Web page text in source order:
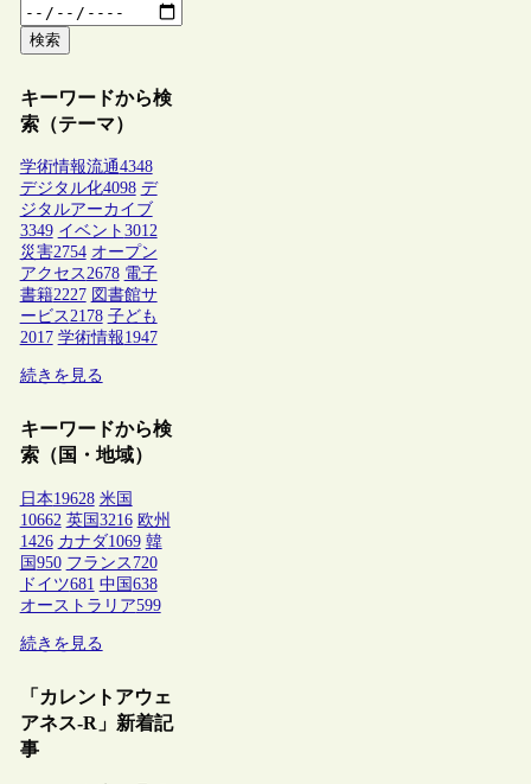
検索
キーワードから検
索（テーマ）
学術情報流通4348
デジタル化4098 デ
ジタルアーカイブ
3349 イベント 3012
災害2754 オープン
アクセス2678 電子
書籍2227 図書館サ
ービス2178 子ども
2017 学術情報1947
続きを見る
キーワードから検
索（国・地域）
日本19628 米国
10662 英国3216 欧州
1426 カナダ1069 韓
国950 フランス 720
ドイツ681 中国638
オーストラリア599
続きを見る
「カレントアウェ
アネス-R」新着記
事